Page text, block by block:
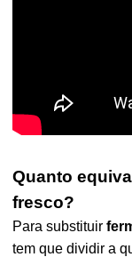
Quanto
fresco?
Para substituir
tem que dividir a